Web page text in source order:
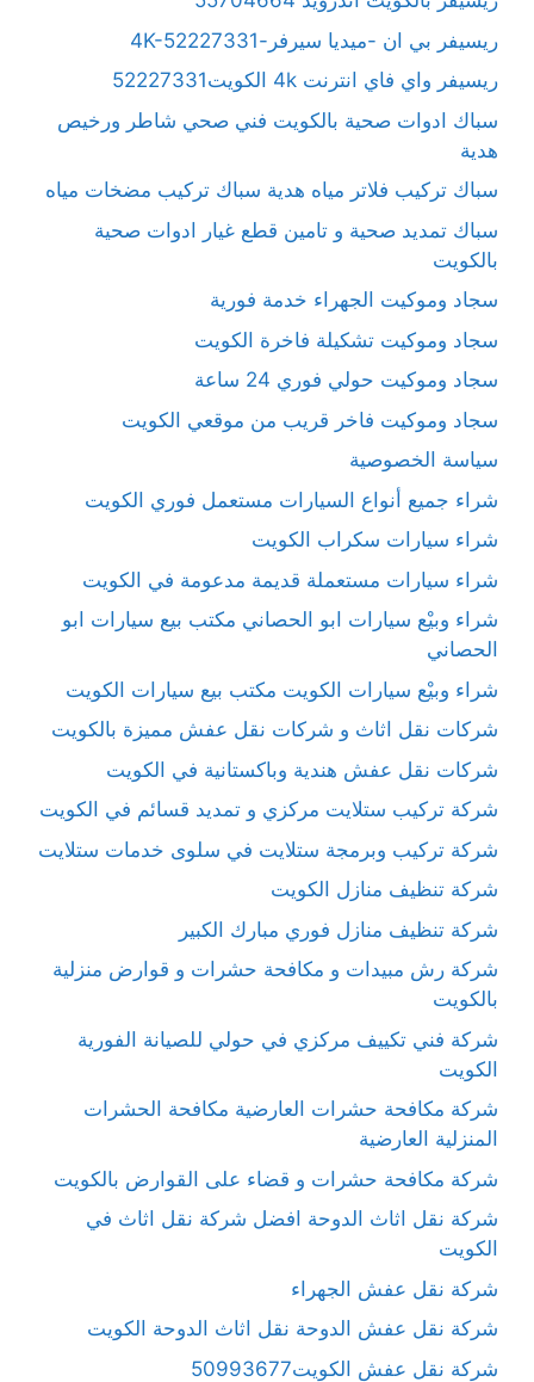
ريسيفر بي ان -ميديا سيرفر-4K-52227331
ريسيفر واي فاي انترنت 4k الكويت52227331
سباك ادوات صحية بالكويت فني صحي شاطر ورخيص
هدية
سباك تركيب فلاتر مياه هدية سباك تركيب مضخات مياه
سباك تمديد صحية و تامين قطع غيار ادوات صحية
بالكويت
سجاد وموكيت الجهراء خدمة فورية
سجاد وموكيت تشكيلة فاخرة الكويت
سجاد وموكيت حولي فوري 24 ساعة
سجاد وموكيت فاخر قريب من موقعي الكويت
سياسة الخصوصية
شراء جميع أنواع السيارات مستعمل فوري الكويت
شراء سيارات سكراب الكويت
شراء سيارات مستعملة قديمة مدعومة في الكويت
شراء وبيْع سيارات ابو الحصاني مكتب بيع سيارات ابو
الحصاني
شراء وبيْع سيارات الكويت مكتب بيع سيارات الكويت
شركات نقل اثاث و شركات نقل عفش مميزة بالكويت
شركات نقل عفش هندية وباكستانية في الكويت
شركة تركيب ستلايت مركزي و تمديد قسائم في الكويت
شركة تركيب وبرمجة ستلايت في سلوى خدمات ستلايت
شركة تنظيف منازل الكويت
شركة تنظيف منازل فوري مبارك الكبير
شركة رش مبيدات و مكافحة حشرات و قوارض منزلية
بالكويت
شركة فني تكييف مركزي في حولي للصيانة الفورية
الكويت
شركة مكافحة حشرات العارضية مكافحة الحشرات
المنزلية العارضية
شركة مكافحة حشرات و قضاء على القوارض بالكويت
شركة نقل اثاث الدوحة افضل شركة نقل اثاث في
الكويت
شركة نقل عفش الجهراء
شركة نقل عفش الدوحة نقل اثاث الدوحة الكويت
شركة نقل عفش الكويت50993677